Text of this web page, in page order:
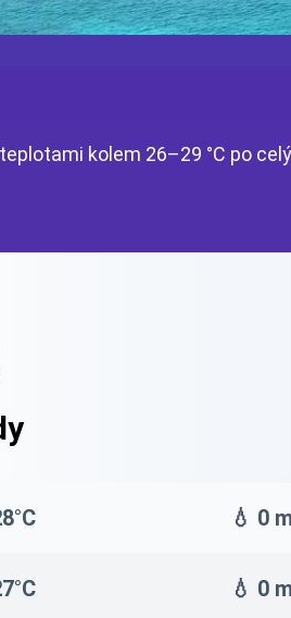
kolem 26–29 °C po
💧 0
💧 0